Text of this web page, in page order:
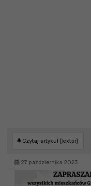
Czytaj artykuł (lektor)
27 października 2023